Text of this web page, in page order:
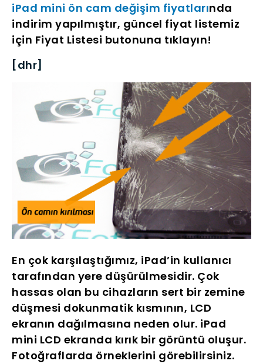
iPad mini ön cam değişim fiyatlarında
indirim yapılmıştır, güncel fiyat listemiz
için Fiyat Listesi butonuna tıklayın!
[dhr]
En çok karşılaştığımız, iPad’in kullanıcı
tarafından yere düşürülmesidir. Çok
hassas olan bu cihazların sert bir zemine
düşmesi dokunmatik kısmının, LCD
ekranın dağılmasına neden olur. iPad
mini LCD ekranda kırık bir görüntü oluşur.
Fotoğraflarda örneklerini görebilirsiniz.